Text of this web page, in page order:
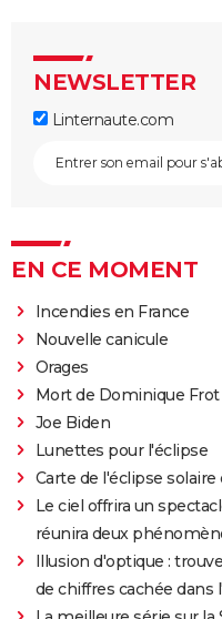
NEWSLETTER
Linternaute.com
EN CE MOMENT
Incendies en France
Nouvelle canicule
Orages
Mort de Dominique Frot
Joe Biden
Lunettes pour l'éclipse
Carte de l'éclipse solaire
Le ciel offrira un
réunira deux
Illusion d'optique :
de chiffres cachée dans